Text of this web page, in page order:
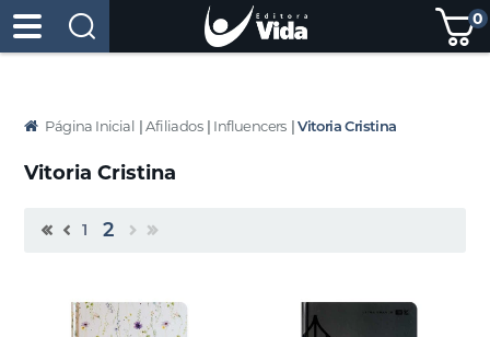
0
Página Inicial | Afiliados | Influencers | Vitoria Cristina
Vitoria Cristina
1 2